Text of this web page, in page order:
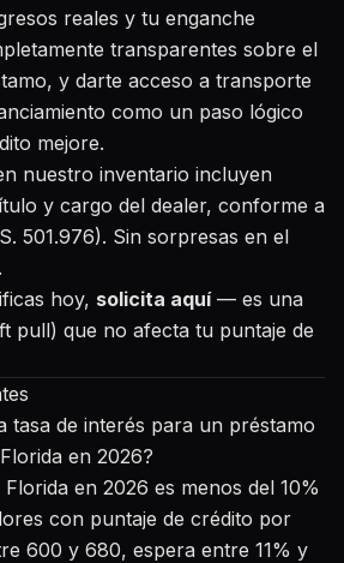
reales y tu enganche
transparentes sobre el
y darte acceso a transporte
como un paso lógico
mejore.
nuestro inventario incluyen
y cargo del dealer, conforme a
501.976). Sin sorpresas en el
hoy, solicita aquí— es una
pull) que no afecta tu puntaje de
tasa de interés para un préstamo
en 2026?
en 2026 es menos del 10%
con puntaje de crédito por
600 y 680, espera entre 11% y